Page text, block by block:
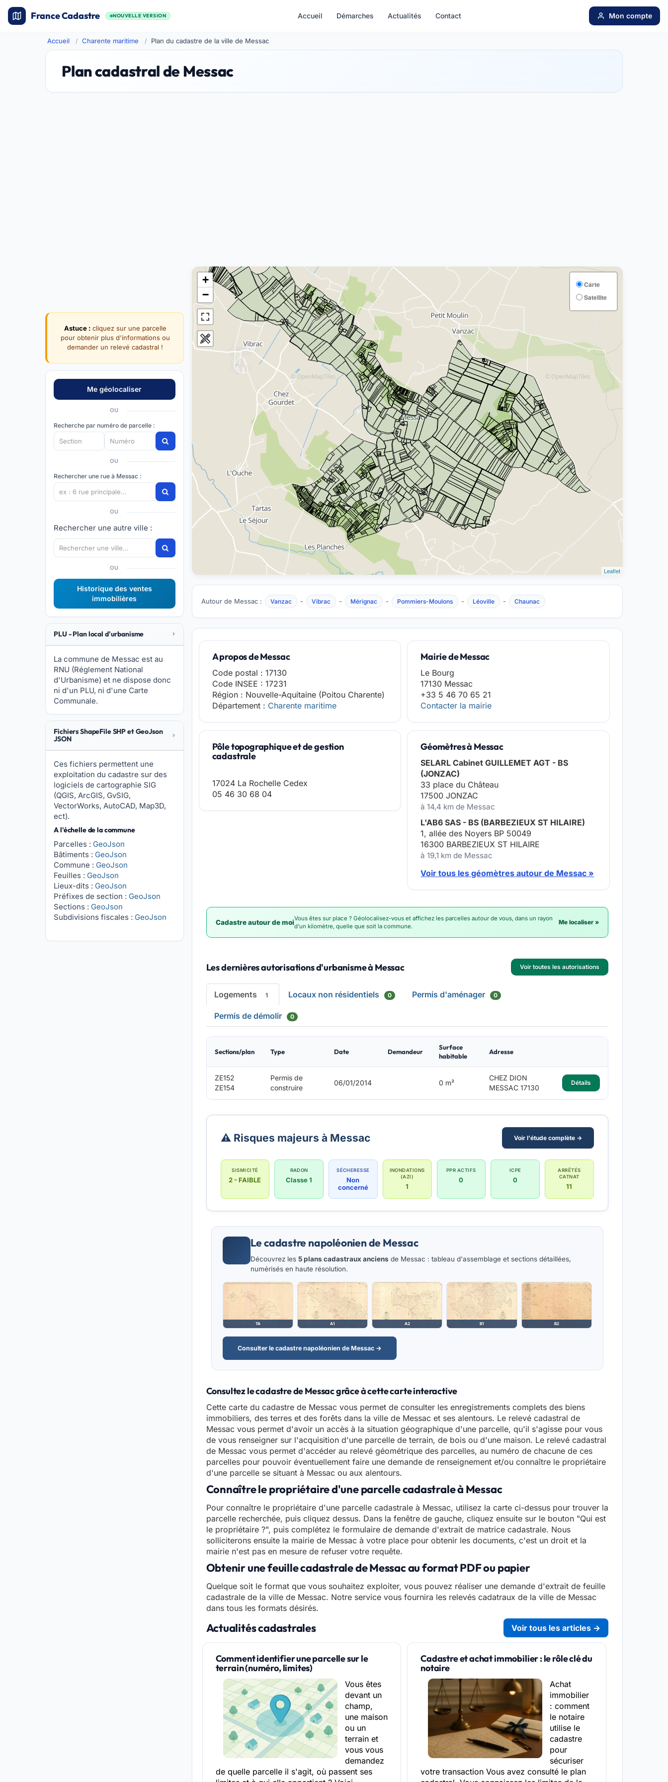
France Cadastre NOUVELLE VERSION Accueil Démarches Actualités Contact Mon compte
Accueil Charente maritime Plan du cadastre de la ville de Messac
Plan cadastral de Messac
Astuce :cliquez sur une parcelle
pour obtenir plus d'informations ou
demander un relevé cadastral !
OU
Recherche par numéro de parcelle :
OU
Rechercher une rue à Messac :
OU
Rechercher une autre ville :
OU
Historique des ventes
immobilières
PLU - Plan local d'urbanisme
La commune de Messac est au
RNU (Réglement National
d'Urbanisme) et ne dispose donc
ni d'un PLU, ni d'une Carte
Communale.
Fichiers ShapeFile SHP et GeoJson
JSON
Ces fichiers permettent une
exploitation du cadastre sur des
logiciels de cartographie SIG
(QGIS, ArcGIS, GvSIG,
VectorWorks, AutoCAD, Map3D,
ect).
A l'échelle de la commune
Parcelles : GeoJson
Bâtiments : GeoJson
Commune : GeoJson
Feuilles : GeoJson
Lieux-dits : GeoJson
Préfixes de section : GeoJson
Sections : GeoJson
Subdivisions fiscales : GeoJson
+
−
Carte
Satellite
Leaflet
Autour de Messac : Vanzac - Vibrac - Mérignac - Pommiers-Moulons - Léoville - Chaunac
A propos de Messac
Code postal : 17130
Code INSEE : 17231
Région : Nouvelle-Aquitaine (Poitou Charente)
Département : Charente maritime
Mairie de Messac
Le Bourg
17130 Messac
+33 5 46 70 65 21
Contacter la mairie
Pôle topographique et de gestion
cadastrale
17024 La Rochelle Cedex
05 46 30 68 04
Géomètres à Messac
SELARL Cabinet GUILLEMET AGT - BS
(JONZAC)
33 place du Château
17500 JONZAC
à 14,4 km de Messac
L'AB6 SAS - BS (BARBEZIEUX ST HILAIRE)
1, allée des Noyers BP 50049
16300 BARBEZIEUX ST HILAIRE
à 19,1 km de Messac
Voir tous les géomètres autour de Messac »
Cadastre autour de moiVous êtes sur place ? Géolocalisez-vous et affichez les parcelles autour de vous, dans un rayon
d'un kilomètre, quelle que soit la commune.
Me localiser »
Les dernières autorisations d'urbanisme à Messac Voir toutes les autorisations
Logements 1 Locaux non résidentiels 0 Permis d'aménager 0
Permis de démolir 0
Sections/plan Type Date Demandeur
Surface
habitable
Adresse
ZE152
ZE154
Permis de
construire
06/01/2014 0 m²
CHEZ DION
MESSAC 17130
Détails
⚠️ Risques majeurs à Messac Voir l'étude complète →
SISMICITÉ
2 - FAIBLE
RADON
Classe 1
SÉCHERESSE
Non
concerné
INONDATIONS
(AZI)
1
PPR ACTIFS
0
ICPE
0
ARRÊTÉS
CATNAT
11
Le cadastre napoléonien de Messac
Découvrez les 5 plans cadastraux anciens de Messac : tableau d'assemblage et sections détaillées,
numérisés en haute résolution.
TA A1 A2 B1 B2
Consulter le cadastre napoléonien de Messac →
Consultez le cadastre de Messac grâce à cette carte interactive
Cette carte du cadastre de Messac vous permet de consulter les enregistrements complets des biens
immobiliers, des terres et des forêts dans la ville de Messac et ses alentours. Le relevé cadastral de
Messac vous permet d'avoir un accès à la situation géographique d'une parcelle, qu'il s'agisse pour vous
de vous renseigner sur l'acquisition d'une parcelle de terrain, de bois ou d'une maison. Le relevé cadastral
de Messac vous permet d'accéder au relevé géométrique des parcelles, au numéro de chacune de ces
parcelles pour pouvoir éventuellement faire une demande de renseignement et/ou connaître le propriétaire
d'une parcelle se situant à Messac ou aux alentours.
Connaître le propriétaire d'une parcelle cadastrale à Messac
Pour connaître le propriétaire d'une parcelle cadastrale à Messac, utilisez la carte ci-dessus pour trouver la
parcelle recherchée, puis cliquez dessus. Dans la fenêtre de gauche, cliquez ensuite sur le bouton "Qui est
le propriétaire ?", puis complétez le formulaire de demande d'extrait de matrice cadastrale. Nous
solliciterons ensuite la mairie de Messac à votre place pour obtenir les documents, c'est un droit et la
mairie n'est pas en mesure de refuser votre requête.
Obtenir une feuille cadastrale de Messac au format PDF ou papier
Quelque soit le format que vous souhaitez exploiter, vous pouvez réaliser une demande d'extrait de feuille
cadastrale de la ville de Messac. Notre service vous fournira les relevés cadatraux de la ville de Messac
dans tous les formats désirés.
Actualités cadastrales Voir tous les articles →
Comment identifier une parcelle sur le
terrain (numéro, limites)
Vous êtes
devant un
champ,
une maison
ou un
terrain et
vous vous
demandez
de quelle parcelle il s'agit, où passent ses
Cadastre et achat immobilier : le rôle clé du
notaire
Achat
immobilier
: comment
le notaire
utilise le
cadastre
pour
sécuriser
votre transaction Vous avez consulté le plan